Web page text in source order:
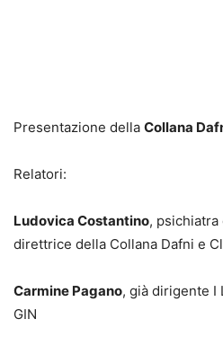
Presentazione della Collana
Relatori:
Ludovica Costantino,
direttrice della Collana Dafni e
Carmine Pagano, già dirigente I
GIN